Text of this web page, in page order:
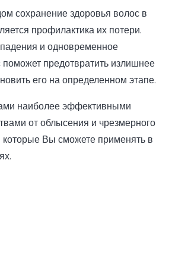
сохранение здоровья волос в
профилактика их потери.
и одновременное
предотвратить излишнее
его на определенном этапе.
наиболее эффективными
от облысения и чрезмерного
Вы сможете применять в